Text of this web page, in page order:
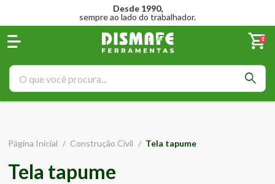
Desde 1990,
sempre ao lado do trabalhador.
0
Página Inicial / Construção Civil / Tela tapume
Tela tapume